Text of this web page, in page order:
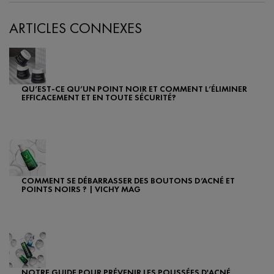
ARTICLES CONNEXES
QU’EST-CE QU’UN POINT NOIR ET COMMENT L’ÉLIMINER
EFFICACEMENT ET EN TOUTE SÉCURITÉ?
COMMENT SE DÉBARRASSER DES BOUTONS D’ACNÉ ET
POINTS NOIRS ? | VICHY MAG